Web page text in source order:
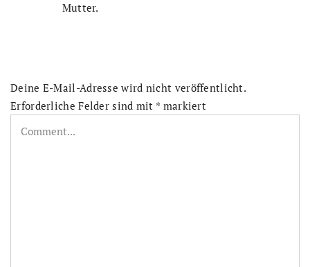
Mutter.
Deine E-Mail-Adresse wird nicht veröffentlicht.
Erforderliche Felder sind mit * markiert